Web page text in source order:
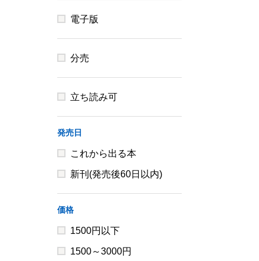
電子版
分売
立ち読み可
発売日
これから出る本
新刊(発売後60日以内)
価格
1500円以下
1500～3000円